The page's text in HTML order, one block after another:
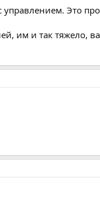
управлением. Это
им и так тяжело,